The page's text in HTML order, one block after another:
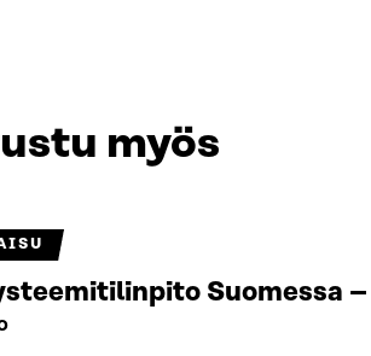
myös
Suomessa